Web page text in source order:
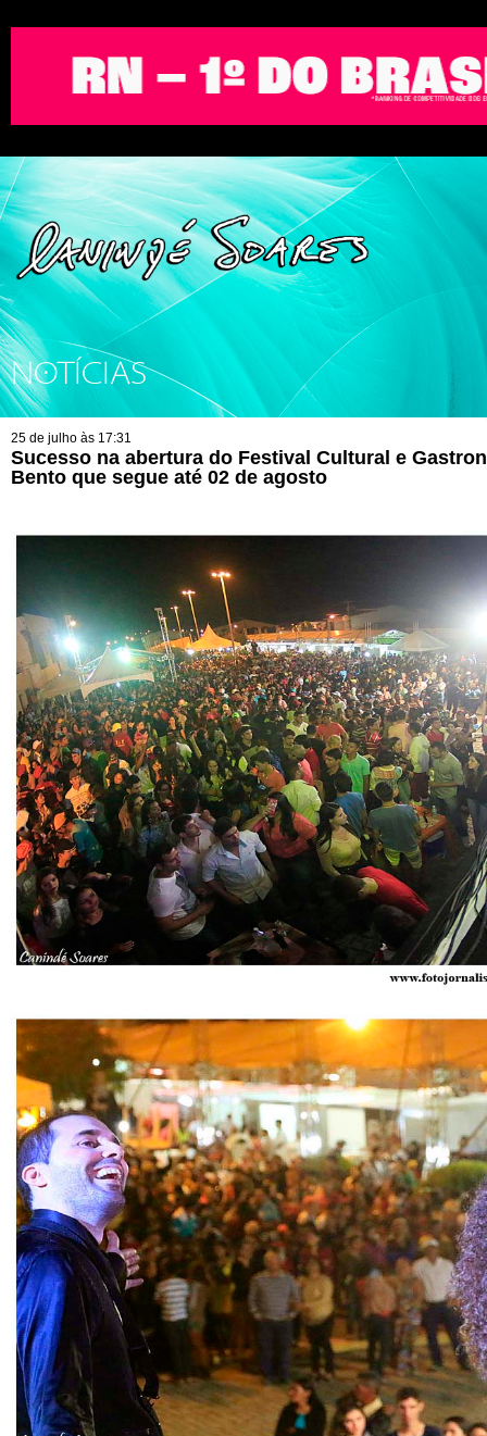
NOTÍCIAS
25 de julho às 17:31
Sucesso na abertura do Festival Cultural e
Bento que segue até 02 de agosto